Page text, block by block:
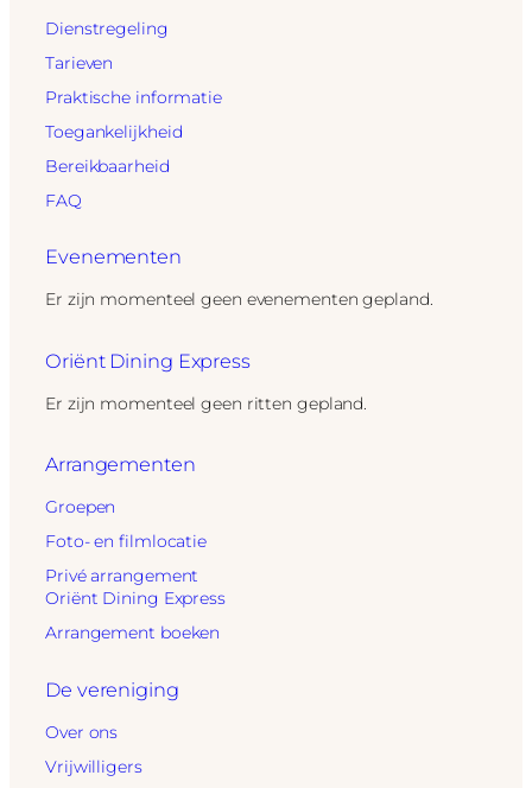
Dienstregeling
Tarieven
Praktische informatie
Toegankelijkheid
Bereikbaarheid
FAQ
Evenementen
Er zijn momenteel geen evenementen gepland.
Oriënt Dining Express
Er zijn momenteel geen ritten gepland.
Arrangementen
Groepen
Foto- en filmlocatie
Privé arrangement
Oriënt Dining Express
Arrangement boeken
De vereniging
Over ons
Vrijwilligers